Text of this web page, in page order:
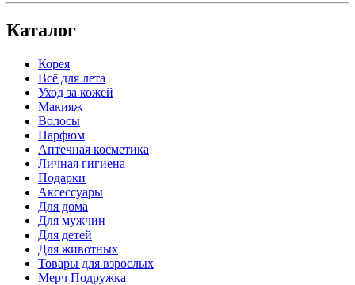
Каталог
Корея
Всё для лета
Уход за кожей
Макияж
Волосы
Парфюм
Аптечная косметика
Личная гигиена
Подарки
Аксессуары
Для дома
Для мужчин
Для детей
Для животных
Товары для взрослых
Мерч Подружка